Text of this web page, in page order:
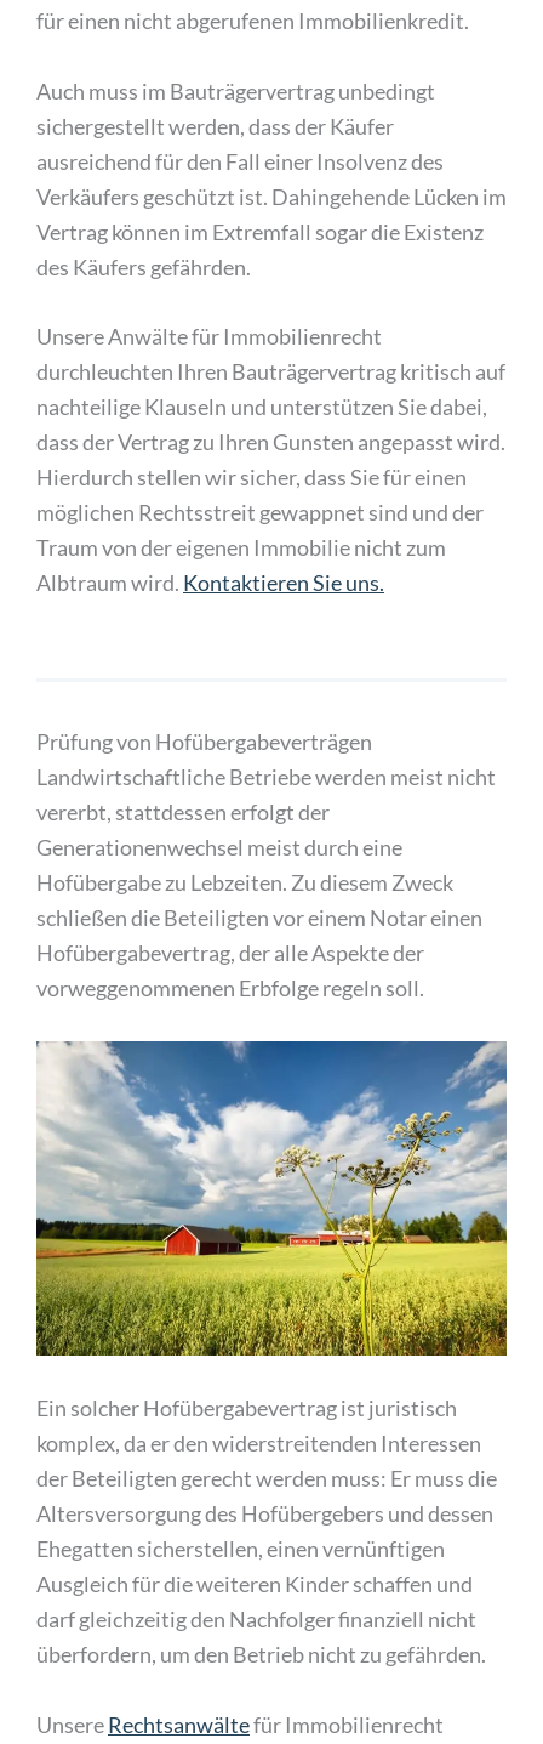
für einen nicht abgerufenen Immobilienkredit.
Auch muss im Bauträgervertrag unbedingt
sichergestellt werden, dass der Käufer
ausreichend für den Fall einer Insolvenz des
Verkäufers geschützt ist. Dahingehende Lücken im
Vertrag können im Extremfall sogar die Existenz
des Käufers gefährden.
Unsere Anwälte für Immobilienrecht
durchleuchten Ihren Bauträgervertrag kritisch auf
nachteilige Klauseln und unterstützen Sie dabei,
dass der Vertrag zu Ihren Gunsten angepasst wird.
Hierdurch stellen wir sicher, dass Sie für einen
möglichen Rechtsstreit gewappnet sind und der
Traum von der eigenen Immobilie nicht zum
Albtraum wird. Kontaktieren Sie uns.
Prüfung von Hofübergabeverträgen
Landwirtschaftliche Betriebe werden meist nicht
vererbt, stattdessen erfolgt der
Generationenwechsel meist durch eine
Hofübergabe zu Lebzeiten. Zu diesem Zweck
schließen die Beteiligten vor einem Notar einen
Hofübergabevertrag, der alle Aspekte der
vorweggenommenen Erbfolge regeln soll.
Ein solcher Hofübergabevertrag ist juristisch
komplex, da er den widerstreitenden Interessen
der Beteiligten gerecht werden muss: Er muss die
Altersversorgung des Hofübergebers und dessen
Ehegatten sicherstellen, einen vernünftigen
Ausgleich für die weiteren Kinder schaffen und
darf gleichzeitig den Nachfolger finanziell nicht
überfordern, um den Betrieb nicht zu gefährden.
UnsereRechtsanwältefür Immobilienrecht